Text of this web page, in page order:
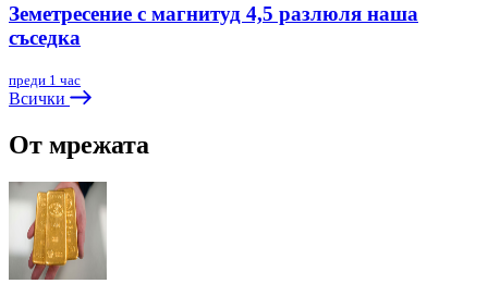
Земетресение с магнитуд 4,5 разлюля наша
съседка
преди 1 час
Всички
От мрежата